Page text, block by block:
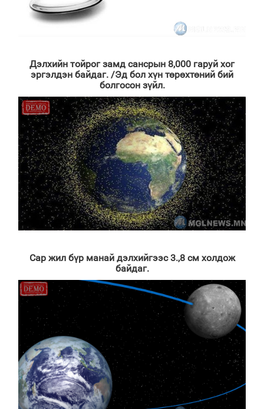
Дэлхийн тойрог замд сансрын 8,000 гаруй хог
эргэлдэн байдаг. /Эд бол хүн төрөхтөний бий
болгосон зүйл.
Сар жил бүр манай дэлхийгээс 3.,8 см холдож
байдаг.